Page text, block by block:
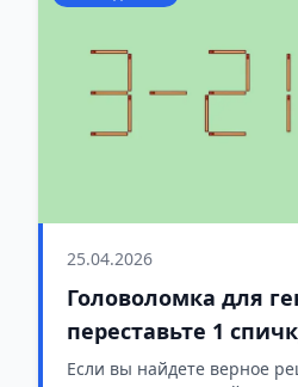
25.04.2026
Головоломка для
переставьте 1
3−21=18
Если вы найдете верное